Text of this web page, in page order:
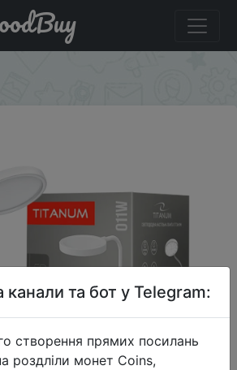
лампа офісна TITANUM
та бот у Telegram:
створення прямих посилань
роздліли монет Coins,